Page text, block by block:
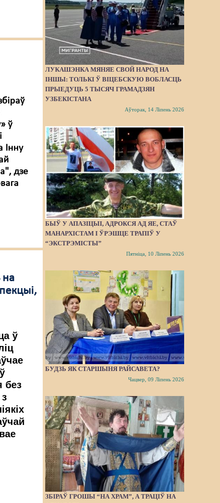
ў
Інну
дзе
на
ў
без
ЛУКАШЭНКА МЯНЯЕ СВОЙ НАРОД НА
ІНШЫ: ТОЛЬКІ Ў ВІЦЕБСКУЮ ВОБЛАСЦЬ
ПРЫЕДУЦЬ 5 ТЫСЯЧ ГРАМАДЗЯН
УЗБЕКІСТАНА
Аўторак, 14 Ліпень 2026
БЫЎ У АПАЗІЦЫІ, АДРОКСЯ АД ЯЕ, СТАЎ
МАНАРХІСТАМ І ЎРЭШЦЕ ТРАПІЎ У
“ЭКСТРЭМІСТЫ”
Пятніца, 10 Ліпень 2026
БУДЗЬ ЯК СТАРШЫНЯ РАЙСАВЕТА?
Чацвер, 09 Ліпень 2026
ЗБІРАЎ ГРОШЫ “НА ХРАМ”, А ТРАЦІЎ НА